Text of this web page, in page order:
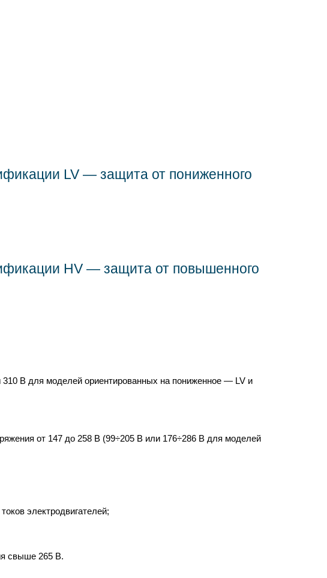
LV — защита от пониженного
HV — защита от повышенного
В для моделей ориентированных на пониженное — LV и
от 147 до 258 В (99÷205 В или 176÷286 В для моделей
электродвигателей;
свыше 265 В.